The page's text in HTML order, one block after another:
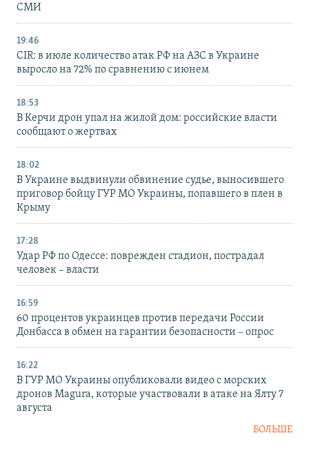
СМИ
19:46
CIR: в июле количество атак РФ на АЗС в Украине
выросло на 72% по сравнению с июнем
18:53
В Керчи дрон упал на жилой дом: российские власти
сообщают о жертвах
18:02
В Украине выдвинули обвинение судье, выносившего
приговор бойцу ГУР МО Украины, попавшего в плен в
Крыму
17:28
Удар РФ по Одессе: поврежден стадион, пострадал
человек – власти
16:59
60 процентов украинцев против передачи России
Донбасса в обмен на гарантии безопасности – опрос
16:22
В ГУР МО Украины опубликовали видео с морских
дронов Magura, которые участвовали в атаке на Ялту 7
августа
БОЛЬШЕ